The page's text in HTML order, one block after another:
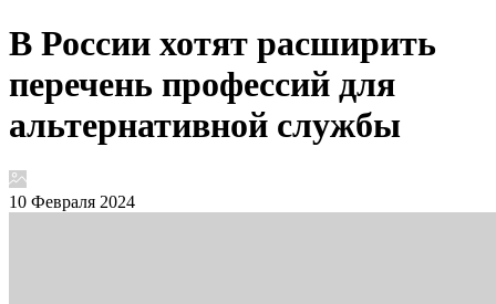
В России хотят расширить
перечень профессий для
альтернативной службы
10 Февраля 2024